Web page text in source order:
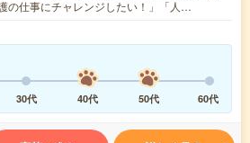
の仕事にチャレンジしたい！」「人…
30代 40代 50代 60代